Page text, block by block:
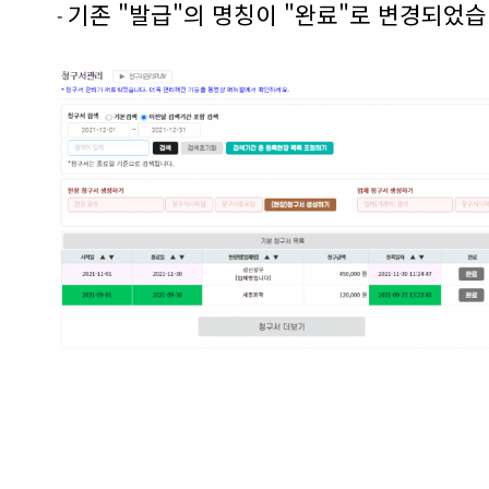
- 기존 "발급"의 명칭이 "완료"로 변경되었